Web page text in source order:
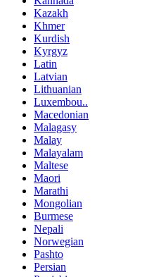
Kazakh
Khmer
Kurdish
Kyrgyz
Latin
Latvian
Lithuanian
Luxembou..
Macedonian
Malagasy
Malay
Malayalam
Maltese
Maori
Marathi
Mongolian
Burmese
Nepali
Norwegian
Pashto
Persian